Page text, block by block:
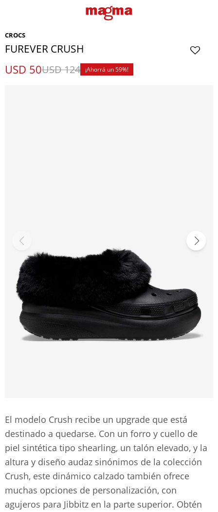
CROCS
FUREVER CRUSH
USD 50USD124 59
El modelo Crush recibe un upgrade que está
destinado a quedarse. Con un forro y cuello de
piel sintética tipo shearling, un talón elevado, y la
altura y diseño audaz sinónimos de la colección
Crush, este dinámico calzado también ofrece
muchas opciones de personalización, con
agujeros para Jibbitz en la parte superior. Obtén